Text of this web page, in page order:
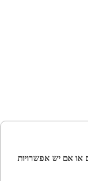
אם יש אפשרויות